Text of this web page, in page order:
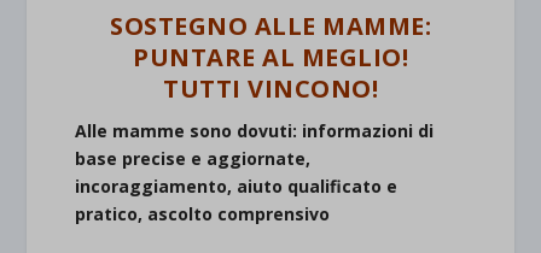
SOSTEGNO ALLE MAMME:
PUNTARE AL MEGLIO!
TUTTI VINCONO!
Alle mamme sono dovuti: informazioni di
base precise e aggiornate,
incoraggiamento, aiuto qualificato e
pratico, ascolto comprensivo